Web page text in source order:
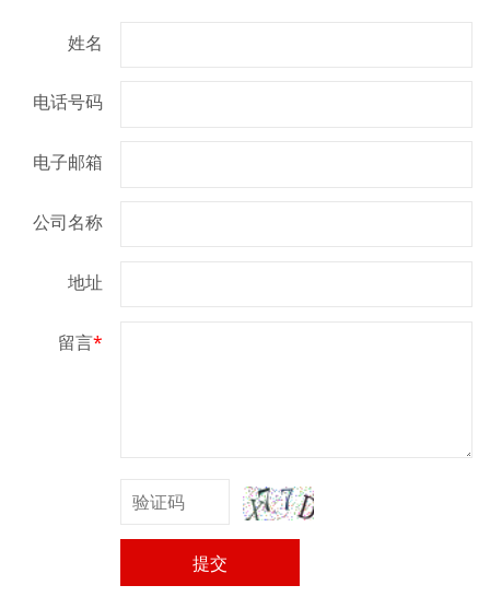
姓名
电话号码
电子邮箱
公司名称
地址
留言*
提交